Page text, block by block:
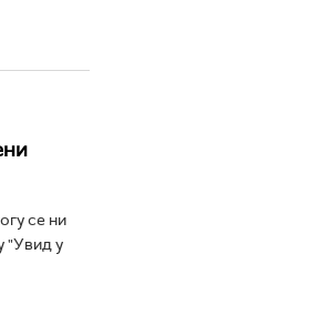
се ни
"Увид у